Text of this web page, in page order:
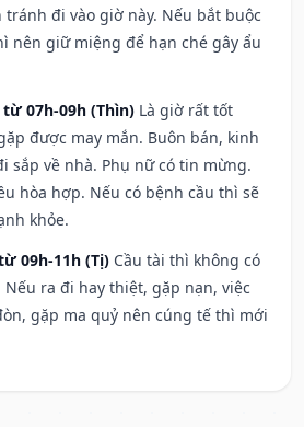
đi vào giờ này. Nếu bắt buộc
nên giữ miệng để hạn ché gây ẩu
từ 07h-09h (Thìn) Là giờ rất tốt
được may mắn. Buôn bán, kinh
sắp về nhà. Phụ nữ có tin mừng.
hòa hợp. Nếu có bệnh cầu thì sẽ
khỏe.
09h-11h (Tị) Cầu tài thì không có
ra đi hay thiệt, gặp nạn, việc
gặp ma quỷ nên cúng tế thì mới